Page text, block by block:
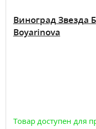
Виноград Звезда
Boyarinova
Товар доступен для